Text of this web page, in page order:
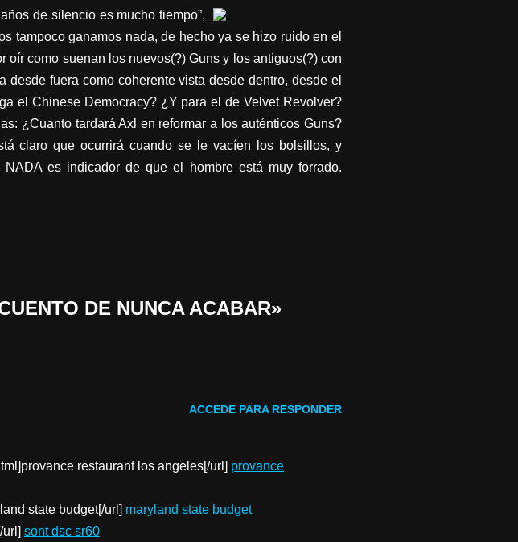
de silencio es mucho tiempo”,
tampoco ganamos nada, de hecho ya se hizo ruido en el
como suenan los nuevos(?) Guns y los antiguos(?) con
fuera como coherente vista desde dentro, desde el
el Chinese Democracy? ¿Y para el de Velvet Revolver?
¿Cuanto tardará Axl en reformar a los auténticos Guns?
claro que ocurrirá cuando se le vacíen los bolsillos, y
es indicador de que el hombre está muy forrado.
DE NUNCA ACABAR»
ACCEDE PARA RESPONDER
restaurant los angeles[/url] provance
state budget[/url] maryland state budget
sont dsc sr60